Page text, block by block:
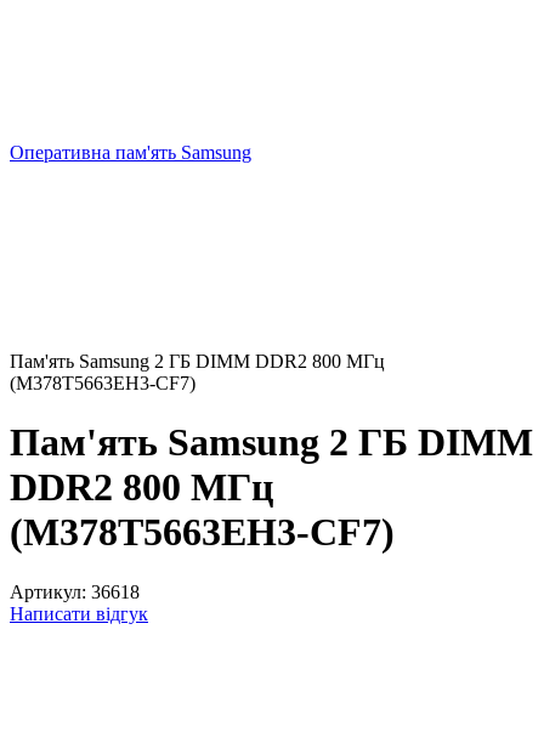
Оперативна пам'ять Samsung
Пам'ять Samsung 2 ГБ DIMM DDR2 800 МГц
(M378T5663EH3-CF7)
Пам'ять Samsung 2 ГБ DIMM
DDR2 800 МГц
(M378T5663EH3-CF7)
Артикул: 36618
Написати відгук